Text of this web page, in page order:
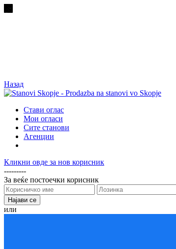
Назад
Стави оглас
Мои огласи
Сите станови
Агенции
Кликни овде за нов корисник
---------
За веќе постоечки корисник
или